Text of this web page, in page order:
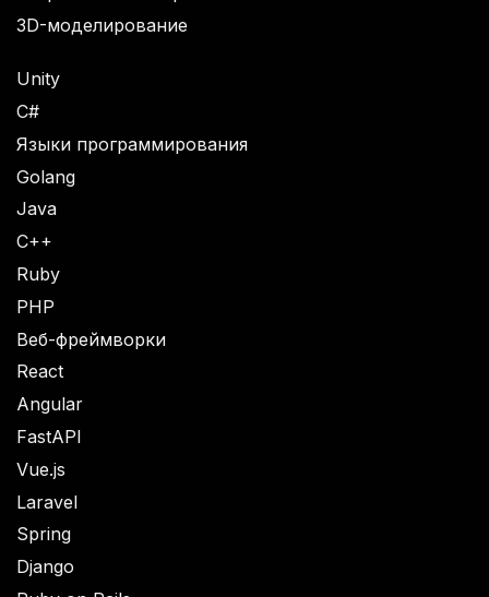
3D-моделирование
Unity
C#
Языки программирования
Golang
Java
C++
Ruby
PHP
Веб-фреймворки
React
Angular
FastAPI
Vue.js
Laravel
Spring
Django